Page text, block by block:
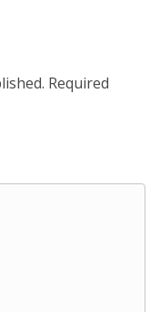
Required